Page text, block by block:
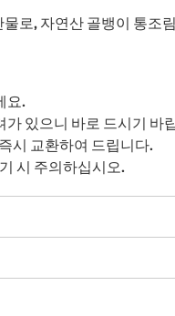
로, 자연산 골뱅이 통
요.
있으니 바로 드시기 바
시 교환하여 드립니다.
시 주의하십시오.